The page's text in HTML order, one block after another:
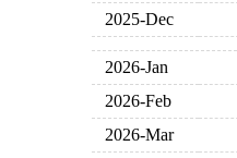
2025-Dec
2026-Jan
2026-Feb
2026-Mar